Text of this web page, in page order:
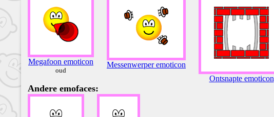
Megafoon emoticon
oud
Messenwerper emoticon
Ontsnapte emoticon
Andere emofaces: